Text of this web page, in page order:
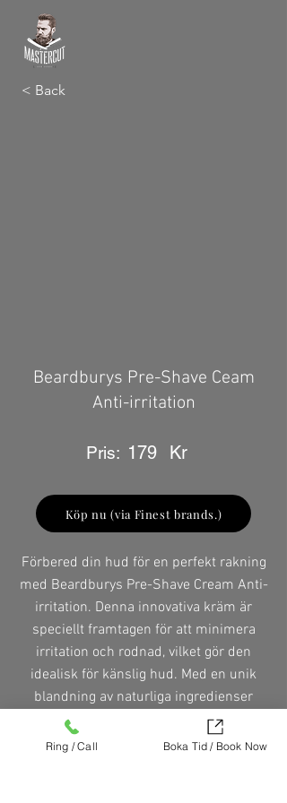
< Back
Beardburys Pre-Shave Ceam
Anti-irritation
Pris: 179 Kr
Köp nu (via Finest brands.)
Förbered din hud för en perfekt rakning
med Beardburys Pre-Shave Cream Anti-
irritation. Denna innovativa kräm är
speciellt framtagen för att minimera
irritation och rodnad, vilket gör den
idealisk för känslig hud. Med en unik
blandning av naturliga ingredienser
skapar den en skyddande barriär som
mjukar upp skäggstråna och gör
Ring / Call Boka Tid / Book Now